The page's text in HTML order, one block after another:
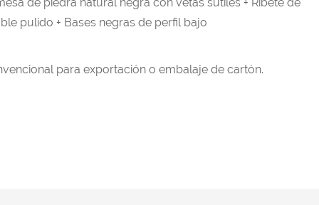
pulido + Bases negras de perfil bajo
para exportación o embalaje de cartón.